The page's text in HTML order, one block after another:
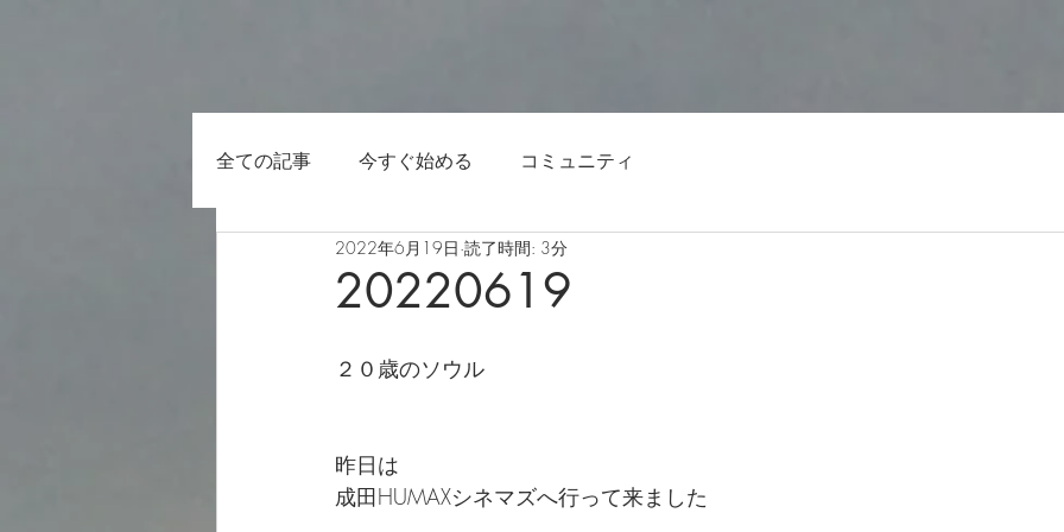
全ての記事 今すぐ始める コミュニティ
20220619
2022年6月19日 読了時間: 3分
２０歳のソウル
昨日は
成田HUMAXシネマズへ行って来ました